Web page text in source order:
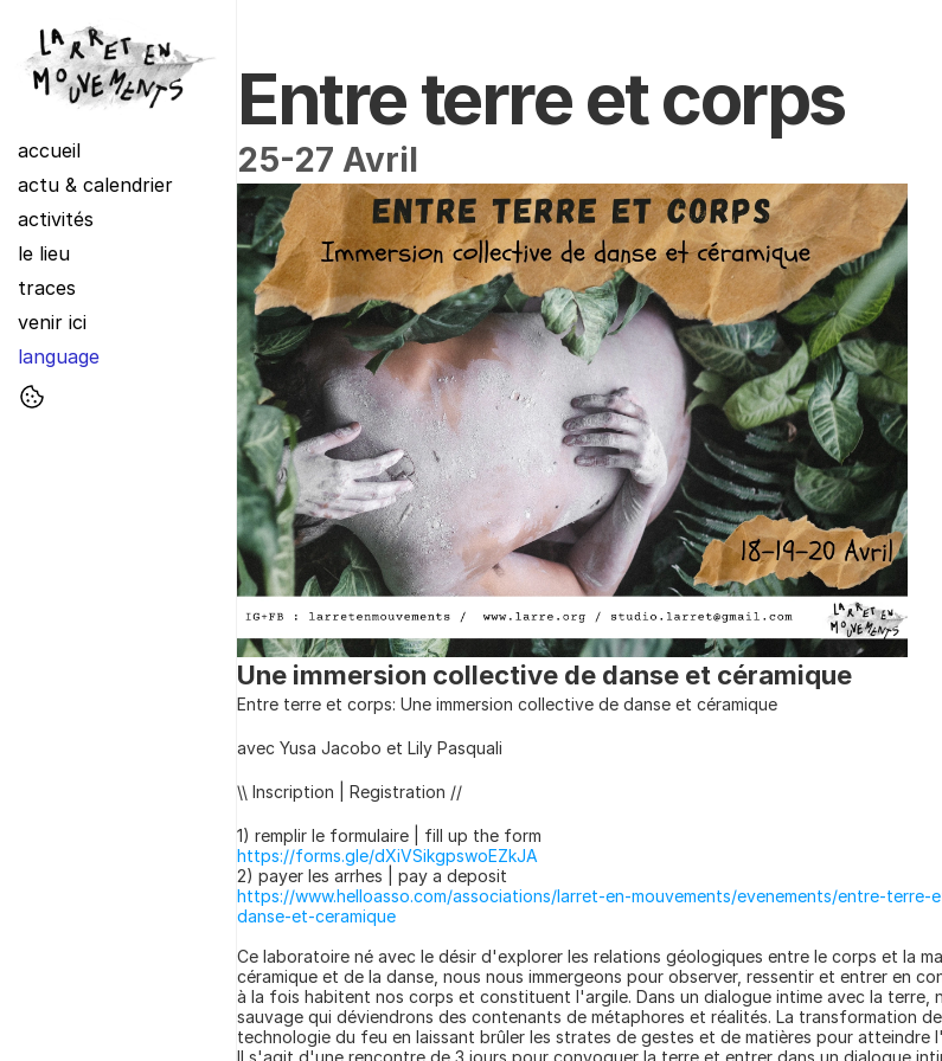
accueil
actu & calendrier
activités
le lieu
traces
venir ici
language
Entre terre et corps
25-27 Avril
Une immersion collective de danse et céramique
Entre terre et corps: Une immersion collective de danse et céramique
avec Yusa Jacobo et Lily Pasquali
\\ Inscription | Registration //
1) remplir le formulaire | fill up the form
https://forms.gle/dXiVSikgpswoEZkJA
2) payer les arrhes | pay a deposit
https://www.helloasso.com/associations/larret-en-mouvements/evenements/entre-
danse-et-ceramique
Ce laboratoire né avec le désir d'explorer les relations géologiques entre le corps et la
céramique et de la danse, nous nous immergeons pour observer, ressentir et entrer en
à la fois habitent nos corps et constituent l'argile. Dans un dialogue intime avec la terre,
sauvage qui déviendrons des contenants de métaphores et réalités. La transformation
technologie du feu en laissant brûler les strates de gestes et de matières pour atteindre
Il s'agit d'une rencontre de 3 jours pour convoquer la terre et entrer dans un dialogue